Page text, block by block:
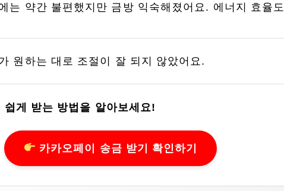
는 약간 불편했지만 금방 익숙해졌어요. 에너지 효율
원하는 대로 조절이 잘 되지 않았어요.
쉽게 받는 방법을 알아보세요!
카카오페이 송금 받기 확인하기